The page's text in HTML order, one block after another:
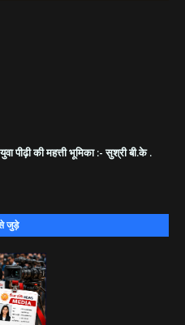
पीढ़ी की महत्ती भूमिका :- सुश्री बी.के .
जुड़े